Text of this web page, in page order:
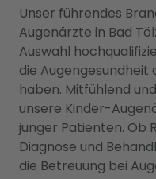
Unser führendes
Augenärzte in Bad
Auswahl
die Augengesundheit
haben. Mitfühlend
unsere Kinder-
junger Patienten. Ob
Diagnose und
die Betreuung bei